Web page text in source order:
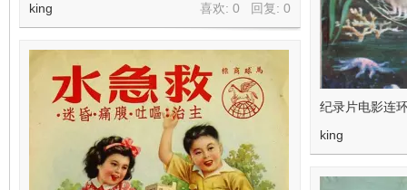
喜欢: 0 回复: 0
king
纪录片电影连
king